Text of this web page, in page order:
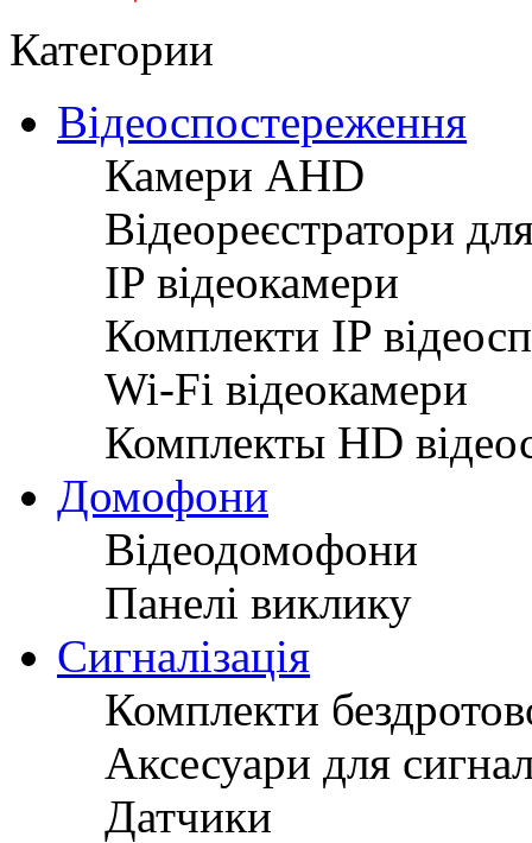
Категории
Відеоспостереження
Камери AHD
Відеореєстратори
IP відеокамери
Комплекти IP
Wi-Fi відеокамери
Комплекты HD
Домофони
Відеодомофони
Панелі виклику
Сигналізація
Комплекти
Аксесуари для
Датчики